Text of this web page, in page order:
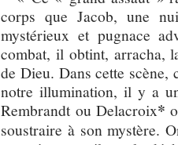
corps que Jacob, une
mystérieux et pugnace
combat, il obtint, arracha,
de Dieu. Dans cette
notre illumination, il y a
Rembrandt ou Delacroix*
soustraire à son mystère.